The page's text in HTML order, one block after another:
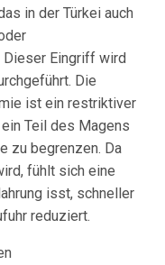
in der Türkei auch
Dieser Eingriff wird
Die
ist ein restriktiver
Teil des Magens
zu begrenzen. Da
fühlt sich eine
isst, schneller
reduziert.